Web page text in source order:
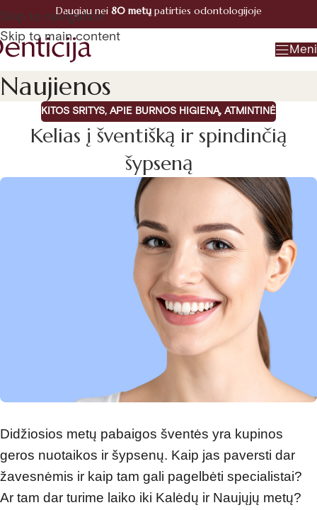
Skip to navigation
Skip to main content
+370 660 07770 Registracija
Daugiau nei 80 metųpatirties odontologijoje
Naujienos
KITOS SRITYS, APIE BURNOS HIGIENĄ, ATMINTINĖ
Kelias į šventišką ir spindinčią
šypseną
Didžiosios metų pabaigos šventės yra kupinos
geros nuotaikos ir šypsenų. Kaip jas paversti dar
žavesnėmis ir kaip tam gali pagelbėti specialistai?
Ar tam dar turime laiko iki Kalėdų ir Naujųjų metų?